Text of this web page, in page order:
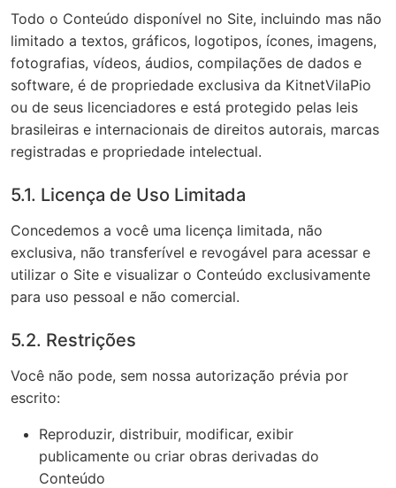
Todo o Conteúdo disponível no Site, incluindo mas não
limitado a textos, gráficos, logotipos, ícones, imagens,
fotografias, vídeos, áudios, compilações de dados e
software, é de propriedade exclusiva da KitnetVilaPio
ou de seus licenciadores e está protegido pelas leis
brasileiras e internacionais de direitos autorais, marcas
registradas e propriedade intelectual.
5.1. Licença de Uso Limitada
Concedemos a você uma licença limitada, não
exclusiva, não transferível e revogável para acessar e
utilizar o Site e visualizar o Conteúdo exclusivamente
para uso pessoal e não comercial.
5.2. Restrições
Você não pode, sem nossa autorização prévia por
escrito:
Reproduzir, distribuir, modificar, exibir
publicamente ou criar obras derivadas do
Conteúdo